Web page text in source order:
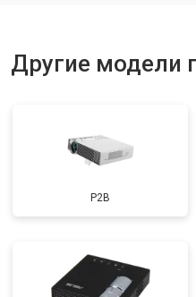
Другие модели
P2B